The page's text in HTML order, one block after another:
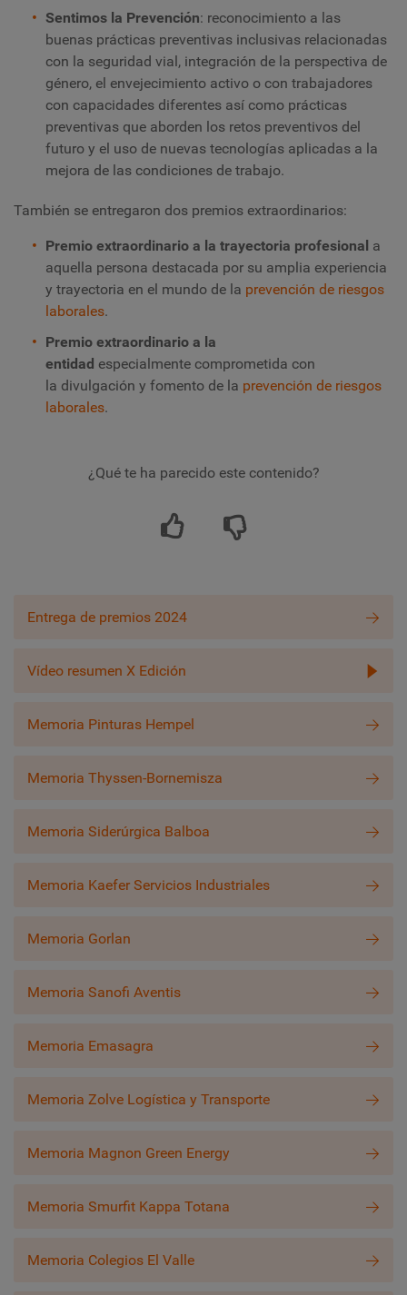
Sentimos la Prevención: reconocimiento a las
buenas prácticas preventivas inclusivas relacionadas
con la seguridad vial, integración de la perspectiva de
género, el envejecimiento activo o con trabajadores
con capacidades diferentes así como prácticas
preventivas que aborden los retos preventivos del
futuro y el uso de nuevas tecnologías aplicadas a la
mejora de las condiciones de trabajo.
También se entregaron dos premios extraordinarios:
Premio extraordinario a la trayectoria profesional a
aquella persona destacada por su amplia experiencia
y trayectoria en el mundo de la prevención de riesgos
laborales.
Premio extraordinario a la
entidad especialmente comprometida con
la divulgación y fomento de la prevención de riesgos
laborales.
¿Qué te ha parecido este contenido?
Entrega de premios 2024
Vídeo resumen X Edición
Memoria Pinturas Hempel
Memoria Thyssen-Bornemisza
Memoria Siderúrgica Balboa
Memoria Kaefer Servicios Industriales
Memoria Gorlan
Memoria Sanofi Aventis
Memoria Emasagra
Memoria Zolve Logística y Transporte
Memoria Magnon Green Energy
Memoria Smurfit Kappa Totana
Memoria Colegios El Valle